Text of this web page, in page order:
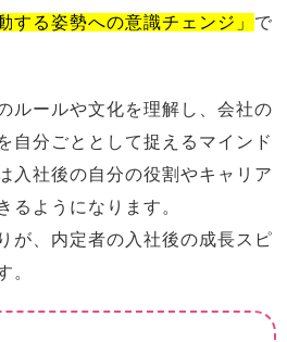
する姿勢への意識チェンジ」 で
ルールや文化を理解し、会社の
自分ごととして捉えるマインド
入社後の自分の役割やキャリア
るようになります。
が、内定者の入社後の成長スピ
。